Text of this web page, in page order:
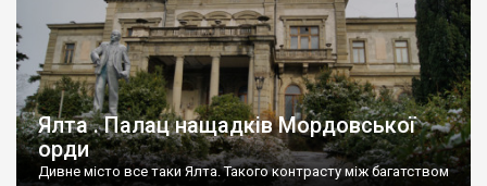
Ялта . Палац нащадків Мордовської
орди
Дивне місто все таки Ялта. Такого контрасту між багатством